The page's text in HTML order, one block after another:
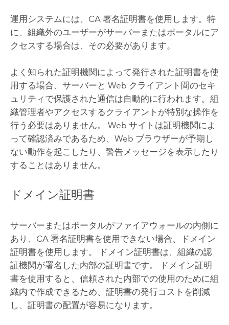
運用システムには、CA 署名証明書を使用します。特
に、組織外のユーザーがサーバーまたはポータルにア
クセスする場合は、その必要があります。
よく知られた証明機関によって発行された証明書を使
用する場合、サーバーと Web クライアント間のセキ
ュリティで保護された通信は自動的に行われます。組
織管理者やアクセスするクライアントが特別な操作を
行う必要はありません。 Web サイトは証明機関によ
って確認済みであるため、Web ブラウザーが予期し
ない動作を起こしたり、警告メッセージを表示したり
することはありません。
ドメイン証明書
サーバーまたはポータルがファイアウォールの内側に
あり、CA 署名証明書を使用できない場合、ドメイン
証明書を使用します。 ドメイン証明書は、組織の認
証機関が署名した内部の証明書です。 ドメイン証明
書を使用すると、信頼された内部での使用のために組
織内で作成できるため、証明書の発行コストを削減
し、証明書の配置が容易になります。